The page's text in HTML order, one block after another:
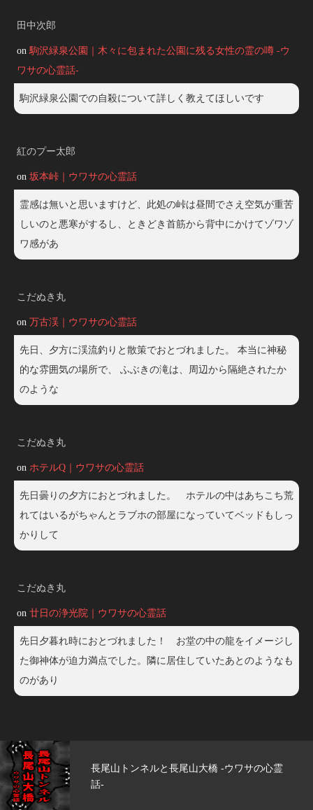
田中次郎
on 駒沢緑泉公園｜木々に包まれた公園に残る女性の霊の噂 -ウ
ワサの心霊話-
駒沢緑泉公園での自殺について詳しく教えてほしいです
紅のプー太郎
on 坂本峠｜ウワサの心霊話
霊感は無いと思いますけど、此処の峠は昼間でさえ空気が重苦
しいのと悪寒がするし、ときどき首筋から背中にかけてゾワゾ
ワ感があ
こだぬき丸
on 万古渓｜ウワサの心霊話
先日、夕方に渓流釣りと散策でおとづれました。 本当に神秘
的な雰囲気の場所で、 ふぶきの滝は、周辺から隔絶されたか
のような
こだぬき丸
on ホテルQ｜ウワサの心霊話
先日曇りの夕方におとづれました。 ホテルの中はあちこち荒
れてはいるがちゃんとラブホの部屋になっていてベッドもしっ
かりして
こだぬき丸
on 廿日の浄光院｜ウワサの心霊話
先日夕暮れ時におとづれました！ お堂の中の龍をイメージし
た御神体が迫力満点でした。隣に居住していたあとのようなも
のがあり
-ウワサの心霊
玄武洞公園 -ウワサの心霊